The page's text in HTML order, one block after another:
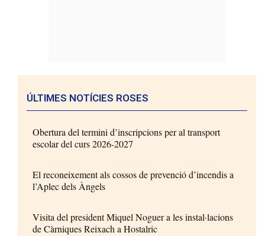
ÚLTIMES NOTÍCIES ROSES
Obertura del termini d’inscripcions per al transport
escolar del curs 2026-2027
El reconeixement als cossos de prevenció d’incendis a
l’Aplec dels Àngels
Visita del president Miquel Noguer a les instal·lacions
de Càrniques Reixach a Hostalric